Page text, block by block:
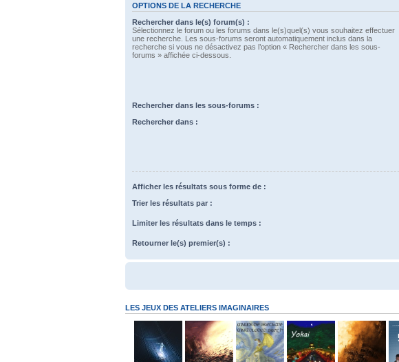
OPTIONS DE LA RECHERCHE
Rechercher dans le(s) forum(s) :
Sélectionnez le forum ou les forums dans le(s)quel(s) vous souhaitez effectuer
une recherche. Les sous-forums seront automatiquement inclus dans la
recherche si vous ne désactivez pas l’option « Rechercher dans les sous-
forums » affichée ci-dessous.
Rechercher dans les sous-forums :
Rechercher dans :
Afficher les résultats sous forme de :
Trier les résultats par :
Limiter les résultats dans le temps :
Retourner le(s) premier(s) :
LES JEUX DES ATELIERS IMAGINAIRES